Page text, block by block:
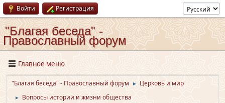
Войти Регистрация
"Благая беседа" -
Православный форум
Главное меню
"Благая беседа" - Православный форум ► Церковь и мир
► Вопросы истории и жизни общества